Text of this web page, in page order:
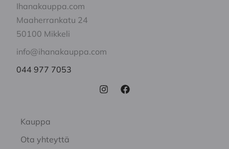
Ihanakauppa.com
Maaherrankatu 24
50100 Mikkeli
info@ihanakauppa.com
044 977 7053
Kauppa
Ota yhteyttä